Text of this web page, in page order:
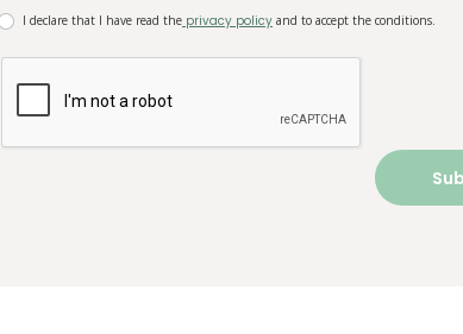
I declare that I have read the privacy policy and to accept the conditions.